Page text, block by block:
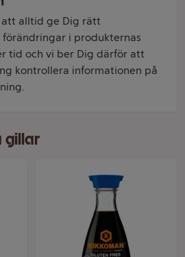
att alltid ge Dig rätt
i produkternas
tid och vi ber Dig därför att
kontrollera informationen på
gillar